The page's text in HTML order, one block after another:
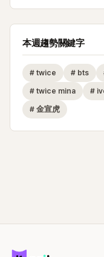
本週趨勢關鍵字
# twice # bts
# twice mina #
# 金宣虎